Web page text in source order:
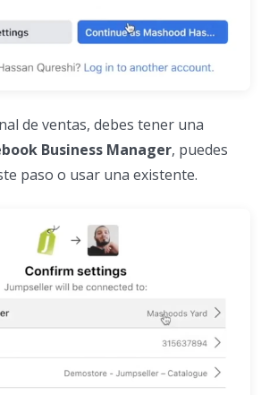
de ventas, debes tener una
Business Manager, puedes
paso o usar una existente.